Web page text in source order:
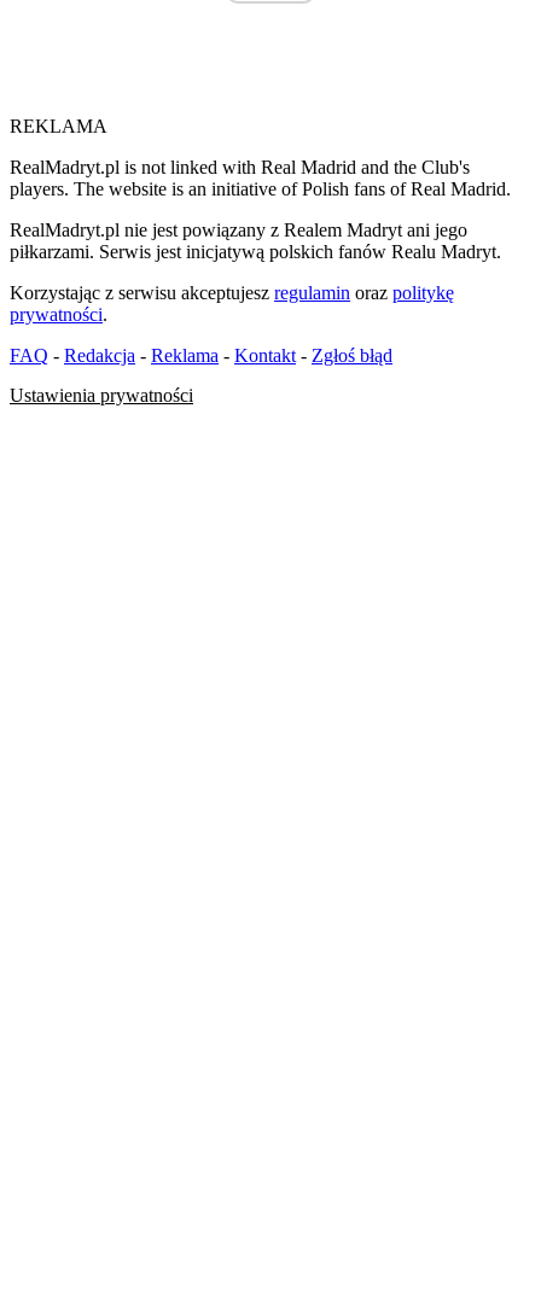
REKLAMA
RealMadryt.pl is not linked with Real Madrid and the Club's
players. The website is an initiative of Polish fans of Real Madrid.
RealMadryt.pl nie jest powiązany z Realem Madryt ani jego
piłkarzami. Serwis jest inicjatywą polskich fanów Realu Madryt.
Korzystając z serwisu akceptujesz regulamin oraz politykę
prywatności.
FAQ - Redakcja - Reklama - Kontakt - Zgłoś błąd
Ustawienia prywatności